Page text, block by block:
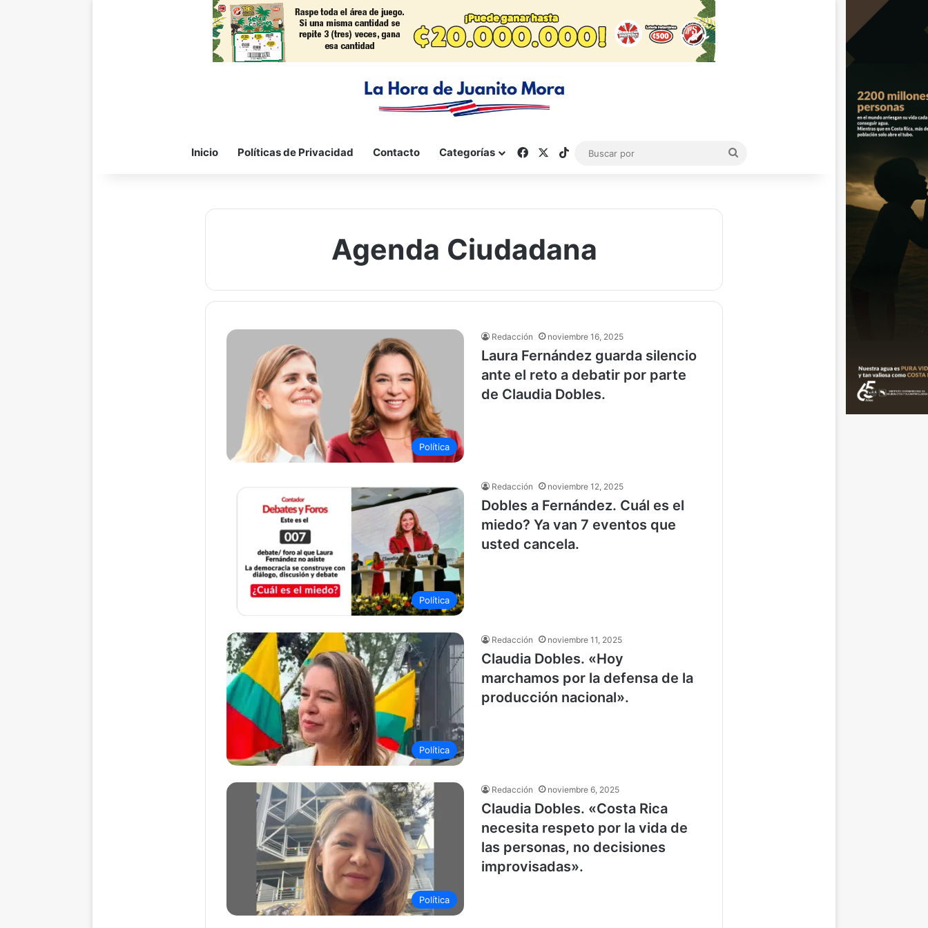
Inicio Políticas de Privacidad Contacto Categorías FacebookTikTok
Agenda Ciudadana
Política
Redacción noviembre 16, 2025
Laura Fernández guarda silencio
ante el reto a debatir por parte
de Claudia Dobles.
Política
Redacción noviembre 12, 2025
Dobles a Fernández. Cuál es el
miedo? Ya van 7 eventos que
usted cancela.
Política
Redacción noviembre 11, 2025
Claudia Dobles. «Hoy
marchamos por la defensa de la
producción nacional».
Política
Redacción noviembre 6, 2025
Claudia Dobles. «Costa Rica
necesita respeto por la vida de
las personas, no decisiones
improvisadas».